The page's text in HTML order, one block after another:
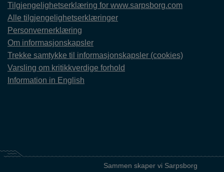
Tilgjengelighetserklæring for www.sarpsborg.com
Alle tilgjengelighetserklæringer
Personvernerklæring
Om informasjonskapsler
Trekke samtykke til informasjonskapsler (cookies)
Varsling om kritikkverdige forhold
Information in English
Sammen skaper vi Sarpsborg